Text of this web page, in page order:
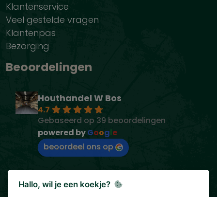
Klantenservice
Veel gestelde vragen
Klantenpas
Bezorging
Beoordelingen
Houthandel W Bos
4.7
Gebaseerd op 39 beoordelingen
powered byGoogle
beoordeel ons op
Hallo, wil je een koekje?